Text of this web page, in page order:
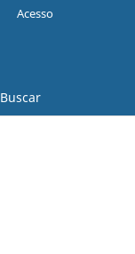
Buscar
Acesso